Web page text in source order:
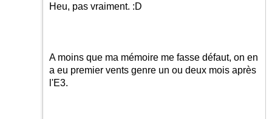
Heu, pas vraiment. :D
A moins que ma mémoire me fasse défaut, on en
a eu premier vents genre un ou deux mois après
l'E3.